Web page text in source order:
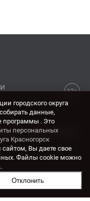
12+
г. Красногорск,
городского округа
данные,
программы . Это
персональных
Красногорск
сайтом, Вы даете свое
Файлы cookie можно
Отклонить